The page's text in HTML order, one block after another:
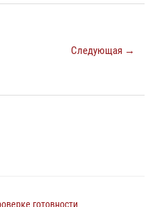
Следующая →
готовности